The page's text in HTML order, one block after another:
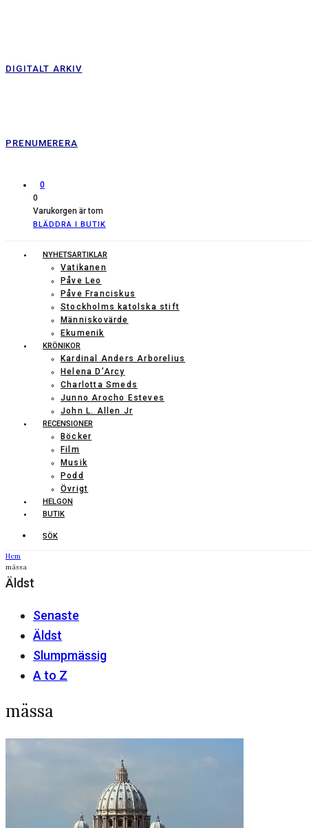
DIGITALT ARKIV
PRENUMERERA
0
0
Varukorgen är tom
BLÄDDRA I BUTIK
NYHETSARTIKLAR
Vatikanen
Påve Leo
Påve Franciskus
Stockholms katolska stift
Människovärde
Ekumenik
KRÖNIKOR
Kardinal Anders Arborelius
Helena D’Arcy
Charlotta Smeds
Junno Arocho Esteves
John L. Allen Jr
RECENSIONER
Böcker
Film
Musik
Podd
Övrigt
HELGON
BUTIK
SÖK
Hem
mässa
Äldst
Senaste
Äldst
Slumpmässig
A to Z
mässa